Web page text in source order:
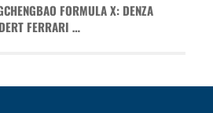
FORMULA X: DENZA
FERRARI …